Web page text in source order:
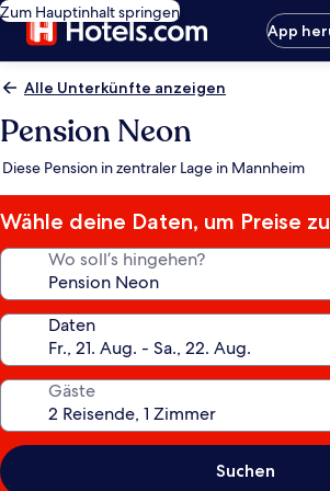
Zum Hauptinhalt springen
App
Alle Unterkünfte anzeigen
Pension Neon
Diese Pension in zentraler Lage in Mannheim
Wähle deine Daten, um Preise
Wo soll’s hingehen?
Daten
Gäste
Suchen